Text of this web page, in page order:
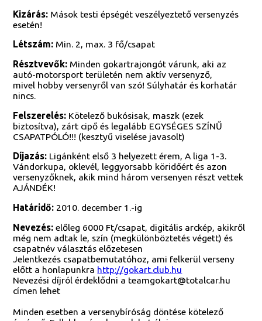
Kizárás: Mások testi épségét veszélyeztető versenyzés
esetén!
Létszám: Min. 2, max. 3 fő/csapat
Résztvevők: Minden gokartrajongót várunk, aki az
autó-motorsport területén nem aktív versenyző,
mivel hobby versenyről van szó! Súlyhatár és korhatár
nincs.
Felszerelés: Kötelező bukósisak, maszk (ezek
biztosítva), zárt cipő és legalább EGYSÉGES SZÍNŰ
CSAPATPÓLÓ!!! (kesztyű viselése javasolt)
Díjazás: Ligánként első 3 helyezett érem, A liga 1-3.
Vándorkupa, oklevél, leggyorsabb köridőért és azon
versenyzőknek, akik mind három versenyen részt vettek
AJÁNDÉK!
Határidő: 2010. december 1.-ig
Nevezés: előleg 6000 Ft/csapat, digitális arckép, akikről
még nem adtak le, szín (megkülönböztetés végett) és
csapatnév választás előzetesen
Jelentkezés csapatbemutatóhoz, ami felkerül verseny
előtt a honlapunkra http://gokart.club.hu
Nevezési díjról érdeklődni a teamgokart@totalcar.hu
címen lehet
Minden esetben a versenybíróság döntése kötelező